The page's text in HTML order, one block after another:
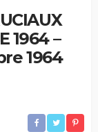
1964 –
1964